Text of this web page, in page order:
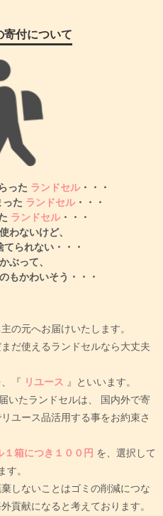
寄付について
った ランドセル・・・
った ランドセル・・・
ランドセル・・・
わないけど、
られない・・・
ぶって、
もかわいそう・・・
の元へお届けいたします。
だ使えるランドセルなら大丈夫
『 リユース 』といいます。
いたランドセルは、
国内外で寄
ユース品活用する事をお約束さ
１箱につき１００円 を、選択して
す。
しないことはゴミの削減につな
貢献になると考えております。